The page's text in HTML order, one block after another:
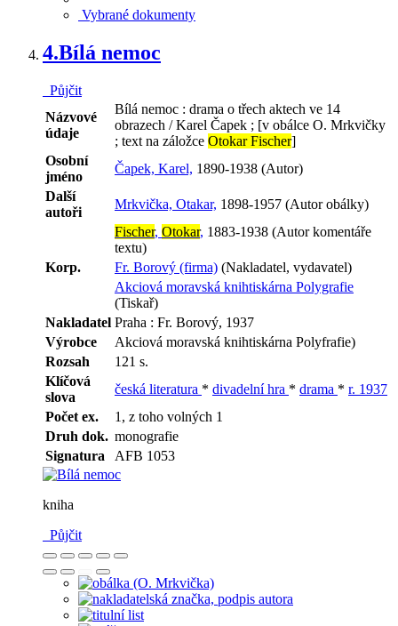
Vybrané dokumenty
4.Bílá nemoc
Půjčit
Názvové
údaje
Bílá nemoc : drama o třech aktech ve 14
obrazech / Karel Čapek ; [v obálce O. Mrkvičky
; text na záložce Otokar Fischer]
Osobní
jméno
Čapek, Karel, 1890-1938 (Autor)
Další
autoři
Mrkvička, Otakar, 1898-1957 (Autor obálky)
Fischer, Otokar, 1883-1938 (Autor komentáře
textu)
Korp.
Fr. Borový (firma) (Nakladatel, vydavatel)
Akciová moravská knihtiskárna Polygrafie
(Tiskař)
Nakladatel Praha : Fr. Borový, 1937
Výrobce
Akciová moravská knihtiskárna Polyfrafie)
Rozsah
121 s.
Klíčová
slova
česká literatura * divadelní hra * drama * r. 1937
Počet ex.
1, z toho volných 1
Druh dok. monografie
Signatura
AFB 1053
kniha
Půjčit